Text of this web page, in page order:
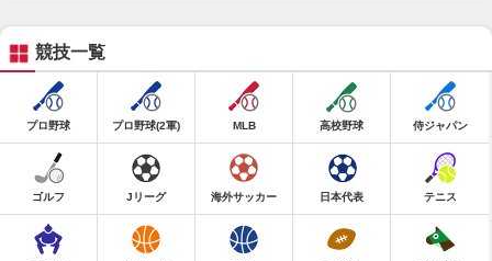
競技一覧
プロ野球 プロ野球(2軍) MLB 高校野球 侍ジャパン
ゴルフ Jリーグ 海外サッカー 日本代表 テニス